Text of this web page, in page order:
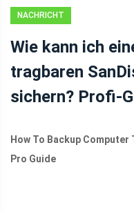
NACHRICHT
Wie kann ich
tragbaren
sichern? Profi-
How To Backup
Pro Guide